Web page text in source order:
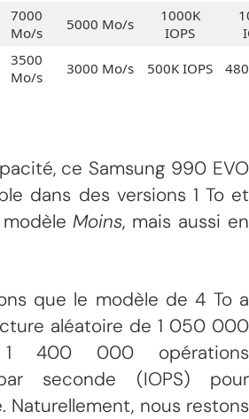
7000
Mo/s
5000 Mo/s
1000K
IOPS
3500
Mo/s
3000 Mo/s 500K IOPS
ce Samsung 990 EVO
dans des versions 1 To et
modèleMoins, mais aussi en
que le modèle de 4 To a
aléatoire de 1 050 000
400 000 opérations
seconde (IOPS) pour
Naturellement, nous restons